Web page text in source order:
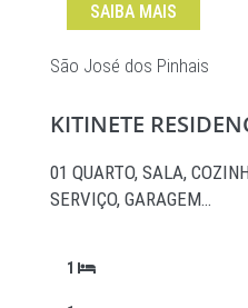
SAIBA MAIS
São José dos Pinhais
KITINETE
01 QUARTO, SALA,
SERVIÇO, GARAGEM…
1